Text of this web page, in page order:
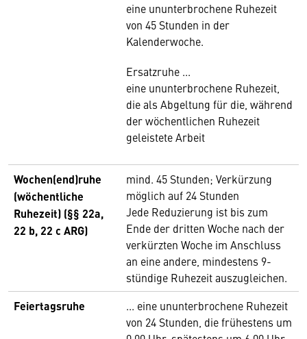
eine ununterbrochene Ruhezeit
von 45 Stunden in der
Kalenderwoche.
Ersatzruhe ...
eine ununterbrochene Ruhezeit,
die als Abgeltung für die, während
der wöchentlichen Ruhezeit
geleistete Arbeit
Wochen(end)ruhe
(wöchentliche
Ruhezeit) (§§ 22a,
22 b, 22 c ARG)
mind. 45 Stunden; Verkürzung
möglich auf 24 Stunden
Jede Reduzierung ist bis zum
Ende der dritten Woche nach der
verkürzten Woche im Anschluss
an eine andere, mindestens 9-
stündige Ruhezeit auszugleichen.
Feiertagsruhe
... eine ununterbrochene Ruhezeit
von 24 Stunden, die frühestens um